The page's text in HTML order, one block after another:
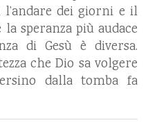
l’andare dei giorni e il
speranza più audace
di Gesù è diversa.
che Dio sa volgere
dalla tomba fa